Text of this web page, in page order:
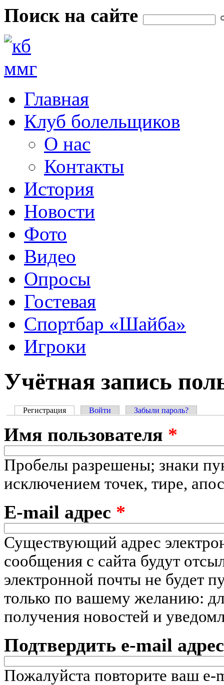
Перейти к основному содержанию
Форма поиска
Поиск на сайте
Главная
Клуб болельщиков
О нас
Контакты
История
Новости
Фото
Видео
Опросы
Гостевая
Спортбар «Шайба»
Игроки
Учётная запись
Регистрация (активная вкладка)
Войти Забыли пароль?
Имя пользователя *
Пробелы разрешены; знаки
исключением точек, тире,
E-mail адрес *
Существующий адрес
сообщения с сайта будут
электронной почты не будет
только по вашему желанию:
получения новостей и
Подтвердить e-mail
Пожалуйста повторите ваш e-